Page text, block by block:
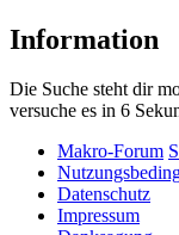
Information
Die Suche steht dir
versuche es in 6
Makro-Forum
Datenschutz
Impressum